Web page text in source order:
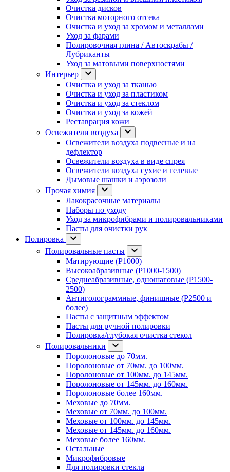
Очистка дисков
Очистка моторного отсека
Очистка и уход за хромом и металлами
Уход за фарами
Полировочная глина / Автоскрабы /
Лубриканты
Уход за матовыми поверхностями
Интерьер
Очистка и уход за тканью
Очистка и уход за пластиком
Очистка и уход за стеклом
Очистка и уход за кожей
Реставрация кожи
Освежители воздуха
Освежители воздуха подвесные и на
дефлектор
Освежители воздуха в виде спрея
Освежители воздуха сухие и гелевые
Дымовые шашки и аэрозоли
Прочая химия
Лакокрасочные материалы
Наборы по уходу
Уход за микрофибрами и полировальниками
Пасты для очистки рук
Полировка
Полировальные пасты
Матирующие (P1000)
Высокоабразивные (P1000-1500)
Среднеабразивные, одношаговые (P1500-
2500)
Антиголограммные, финишные (P2500 и
более)
Пасты с защитным эффектом
Пасты для ручной полировки
Полировка/глубокая очистка стекол
Полировальники
Поролоновые до 70мм.
Поролоновые от 70мм. до 100мм.
Поролоновые от 100мм. до 145мм.
Поролоновые от 145мм. до 160мм.
Поролоновые более 160мм.
Меховые до 70мм.
Меховые от 70мм. до 100мм.
Меховые от 100мм. до 145мм.
Меховые от 145мм. до 160мм.
Меховые более 160мм.
Остальные
Микрофибровые
Для полировки стекла